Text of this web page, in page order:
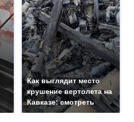
Как выглядит место
крушение вертолета на
Кавказе: смотреть